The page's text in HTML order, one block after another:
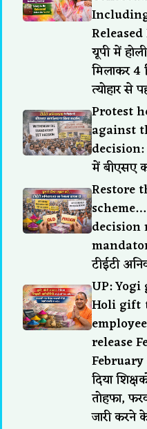
यूपी में
मिलाकर 4
त्योहार से
Protest
against
decision:
में बीएसए
Restore
decision
टीईटी
UP:
Holi gift
release
February
दिया
तोहफा,
जारी